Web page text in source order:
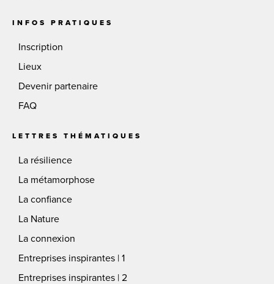
INFOS PRATIQUES
Inscription
Lieux
Devenir partenaire
FAQ
LETTRES THÉMATIQUES
La résilience
La métamorphose
La confiance
La Nature
La connexion
Entreprises inspirantes | 1
Entreprises inspirantes | 2